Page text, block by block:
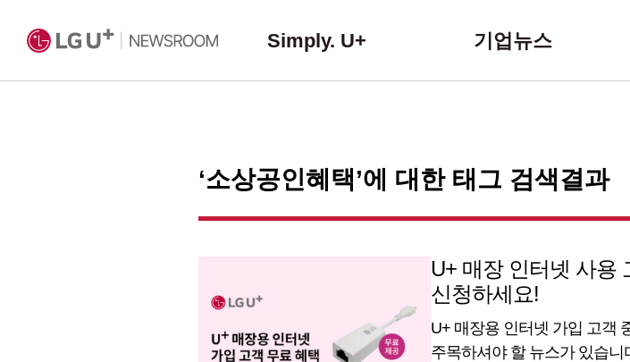
Simply. U+ 기업뉴스
‘소상공인혜택’에 대한 태그 검색결과
U+ 매장 인터넷 사용
신청하세요!
U+ 매장용 인터넷 가입 고객
주목하셔야 할 뉴스가 있습